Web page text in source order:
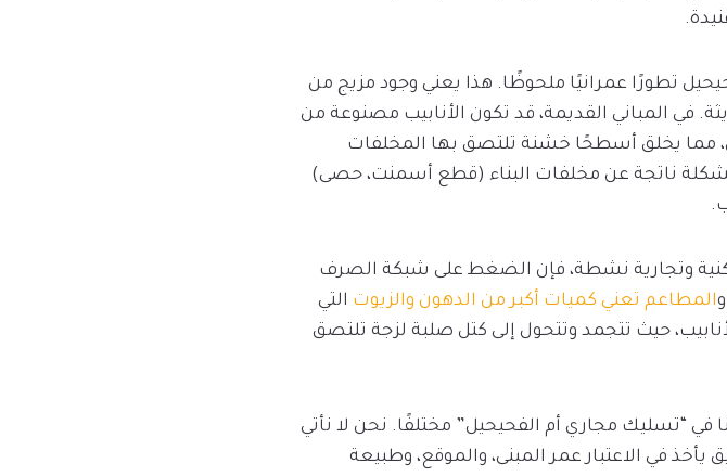
تطورًا عمرانيًا ملحوظًا. هذا يعني وجود مزيج من
في المباني القديمة، قد تكون الأنابيب مصنوعة من
مما يخلق أسطحًا خشنة تلتصق بها المخلفات
ناتجة عن مخلفات البناء (قطع أسمنت، حصى)
وتجارية نشطة، فإن الضغط على شبكة الصرف
المطاعم تعني كميات أكبر من الدهون والزيوت التي
حيث تتجمد وتتحول إلى كتل صلبة لزجة تلتصق
في “تسليك مجاري أم الفحيحيل” مختلفًا. نحن لا نأتي
في الاعتبار عمر المبنى، والموقع، وطبيعة